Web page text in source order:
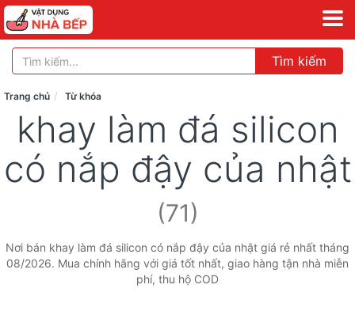
Tìm kiếm
Trang chủ Từ khóa
khay làm đá silicon
có nắp đậy của nhật
(71)
Nơi bán khay làm đá silicon có nắp đậy của nhật giá rẻ nhất tháng
08/2026. Mua chính hãng với giá tốt nhất, giao hàng tận nhà miễn
phí, thu hộ COD